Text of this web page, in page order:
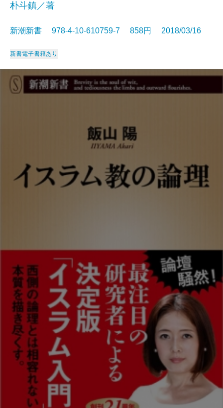
朴斗鎮／著
新潮新書 978-4-10-610759-7 858円 2018/03/16
新書電子書籍あり